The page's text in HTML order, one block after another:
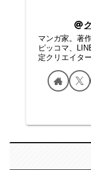
マンガ家。著
ピッコマ、
定クリエイター